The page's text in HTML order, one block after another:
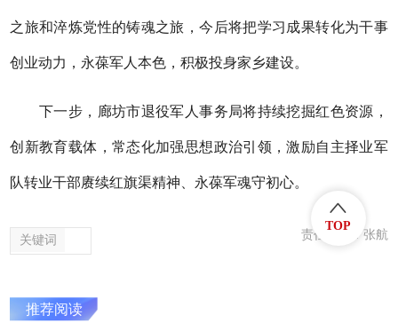
之旅和淬炼党性的铸魂之旅，今后将把学习成果转化为干事
创业动力，永葆军人本色，积极投身家乡建设。
下一步，廊坊市退役军人事务局将持续挖掘红色资源，
创新教育载体，常态化加强思想政治引领，激励自主择业军
队转业干部赓续红旗渠精神、永葆军魂守初心。
关键词 责任编辑：张航
推荐阅读
TOP